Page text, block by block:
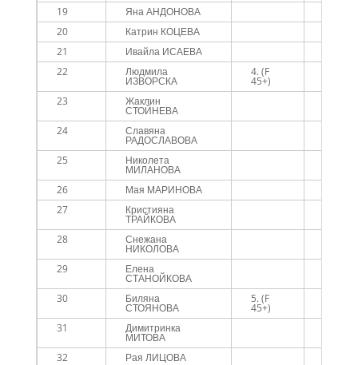
19
Яна АНДОНОВА
20
Катрин КОЦЕВА
21
Ивайла ИСАЕВА
22
Людмила
ИЗВОРСКА
4. (F
45+)
23
Жаклин
СТОЙНЕВА
24
Славяна
РАДОСЛАВОВА
25
Николета
МИЛАНОВА
26
Мая МАРИНОВА
27
Кристияна
ТРАЙКОВА
28
Снежана
НИКОЛОВА
29
Елена
СТАНОЙКОВА
30
Биляна
СТОЯНОВА
5. (F
45+)
31
Димитринка
МИТОВА
32
Рая ЛИЦОВА